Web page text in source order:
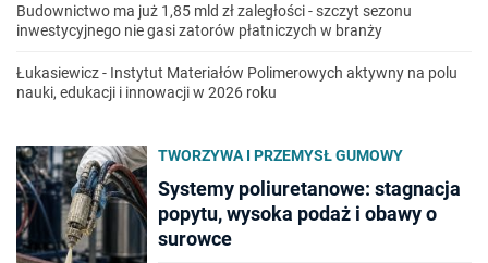
Budownictwo ma już 1,85 mld zł zaległości - szczyt sezonu
inwestycyjnego nie gasi zatorów płatniczych w branży
Łukasiewicz - Instytut Materiałów Polimerowych aktywny na polu
nauki, edukacji i innowacji w 2026 roku
TWORZYWA I PRZEMYSŁ GUMOWY
Systemy poliuretanowe: stagnacja
popytu, wysoka podaż i obawy o
surowce